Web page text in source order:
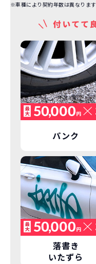
※車種により契約年数は異なります
パンク
落書き
いたずら